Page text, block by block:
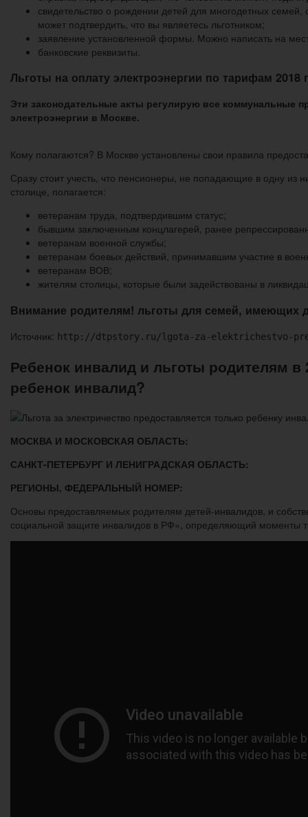
свидетельство о рождении детей для многодетных
может подтвердить, что вы являетесь льготником;
заявление установленной формы. Можно написать на
банковские реквизиты.
Льготы на оплату электроэнергии по тарифам 2018
Эти законодательные акты регулирую все коммунальные
электроэнергии в Москве.
Кому полагаются? В Москве установлены свои правила
Сразу стоит учесть, что пенсионеры, не попадающие в одну из
столице, полагается:
ветеранам труда, подтвердившим статус;
бывшим заключенным концлагерей, ранее
ветеранам военной службы;
ветеранам боевых действий, принимавшим участие в
ветеранам ВОВ;
жителям столицы, которые были задействованы в
Внимание родителям! льготы для семей, имеющих
Источник: http://dtpstory.ru/lgota-za-elektrichestvo-
Ребенок инвалид и льготы родителям
ребенок инвалид?
МОСКВА И МОСКОВСКАЯ ОБЛАСТЬ:
САНКТ-ПЕТЕРБУРГ И ЛЕНИГРАДСКАЯ ОБЛАСТЬ:
РЕГИОНЫ, ФЕДЕРАЛЬНЫЙ НОМЕР:
Основы предоставляемых родителям детей-инвалидов, и
социальной защите инвалидов в РФ», определяющий моменты